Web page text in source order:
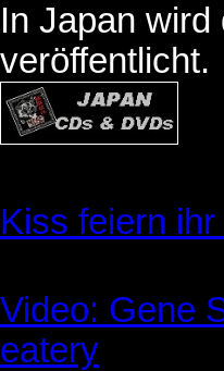
In Japan
veröffentlicht.
Kiss feiern
Video: Gene
eatery